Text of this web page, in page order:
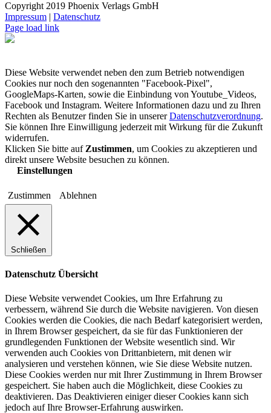
Copyright 2019 Phoenix Verlags GmbH
Impressum | Datenschutz
Page load link
Diese Website verwendet neben den zum Betrieb notwendigen
Cookies nur noch den sogenannten "Facebook-Pixel",
GoogleMaps-Karten, sowie die Einbindung von Youtube_Videos,
Facebook und Instagram. Weitere Informationen dazu und zu Ihren
Rechten als Benutzer finden Sie in unsererDatenschutzverordnung.
Sie können Ihre Einwilligung jederzeit mit Wirkung für die Zukunft
widerrufen.
Klicken Sie bitte auf Zustimmen, um Cookies zu akzeptieren und
direkt unsere Website besuchen zu können.
Einstellungen
Zustimmen Ablehnen
Schließen
Datenschutz Übersicht
Diese Website verwendet Cookies, um Ihre Erfahrung zu
verbessern, während Sie durch die Website navigieren. Von diesen
Cookies werden die Cookies, die nach Bedarf kategorisiert werden,
in Ihrem Browser gespeichert, da sie für das Funktionieren der
grundlegenden Funktionen der Website wesentlich sind. Wir
verwenden auch Cookies von Drittanbietern, mit denen wir
analysieren und verstehen können, wie Sie diese Website nutzen.
Diese Cookies werden nur mit Ihrer Zustimmung in Ihrem Browser
gespeichert. Sie haben auch die Möglichkeit, diese Cookies zu
deaktivieren. Das Deaktivieren einiger dieser Cookies kann sich
jedoch auf Ihre Browser-Erfahrung auswirken.